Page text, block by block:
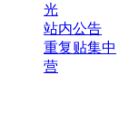
光
站内公告
重复贴集中
营